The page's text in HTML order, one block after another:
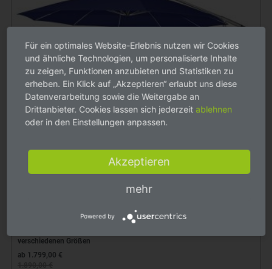
verschiedenen Größen
ab 1.799,00 €
Für ein optimales Website-Erlebnis nutzen wir Cookies
und ähnliche Technologien, um personalisierte Inhalte
zu zeigen, Funktionen anzubieten und Statistiken zu
erheben. Ein Klick auf „Akzeptieren“ erlaubt uns diese
Datenverarbeitung sowie die Weitergabe an
Drittanbieter. Cookies lassen sich jederzeit ablehnen
oder in den Einstellungen anpassen.
Akzeptieren
mehr
Powered by